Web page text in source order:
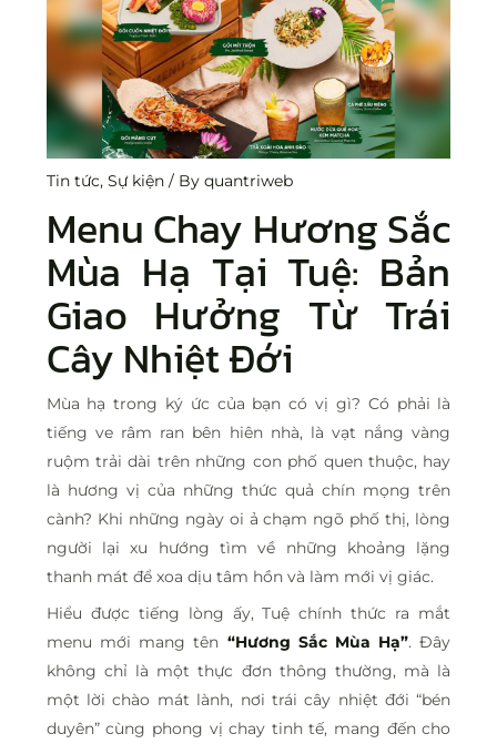
Tin tức, Sự kiện/ By quantriweb
Menu Chay Hương Sắc
Mùa Hạ Tại Tuệ: Bản
Giao Hưởng Từ Trái
Cây Nhiệt Đới
Mùa hạ trong ký ức của bạn có vị gì? Có phải là
tiếng ve râm ran bên hiên nhà, là vạt nắng vàng
ruộm trải dài trên những con phố quen thuộc, hay
là hương vị của những thức quả chín mọng trên
cành? Khi những ngày oi ả chạm ngõ phố thị, lòng
người lại xu hướng tìm về những khoảng lặng
thanh mát để xoa dịu tâm hồn và làm mới vị giác.
Hiểu được tiếng lòng ấy, Tuệ chính thức ra mắt
menu mới mang tên “Hương Sắc Mùa Hạ”. Đây
không chỉ là một thực đơn thông thường, mà là
một lời chào mát lành, nơi trái cây nhiệt đới “bén
duyên” cùng phong vị chay tinh tế, mang đến cho